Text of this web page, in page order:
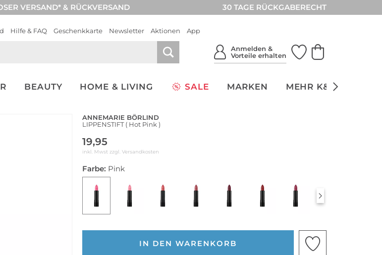
VERSAND* & RÜCKVERSAND 30 TAGE RÜCKGABERECHT
Hilfe & FAQ Geschenkkarte Newsletter Aktionen App
Anmelden &
Vorteile erhalten
BEAUTY HOME & LIVING SALE MARKEN MEHR K&Ö
ANNEMARIE BÖRLIND
LIPPENSTIFT ( Hot Pink )
19,95
inkl. Mwst zzgl. Versandkosten
Farbe: Pink
IN DEN WARENKORB